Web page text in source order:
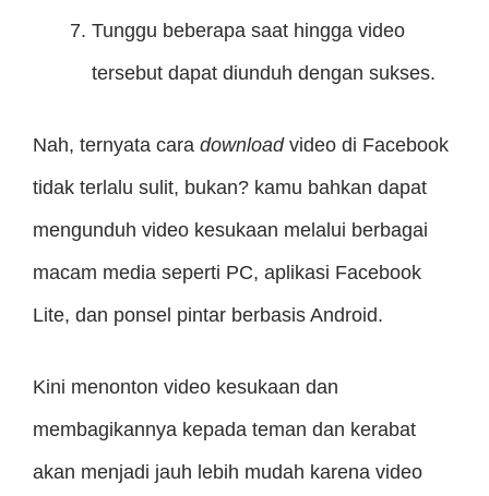
Tunggu beberapa saat hingga video
tersebut dapat diunduh dengan sukses.
Nah, ternyata cara downloadvideo di Facebook
tidak terlalu sulit, bukan? kamu bahkan dapat
mengunduh video kesukaan melalui berbagai
macam media seperti PC, aplikasi Facebook
Lite, dan ponsel pintar berbasis Android.
Kini menonton video kesukaan dan
membagikannya kepada teman dan kerabat
akan menjadi jauh lebih mudah karena video